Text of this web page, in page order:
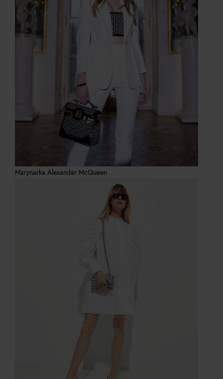
Marynarka Alexander McQueen